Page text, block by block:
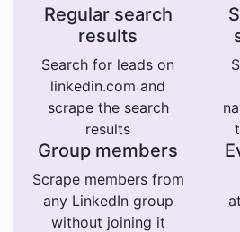
Regular search
results
Search for leads on
linkedin.com and
scrape the search
results
Group members
Scrape members from
any LinkedIn group
without joining it